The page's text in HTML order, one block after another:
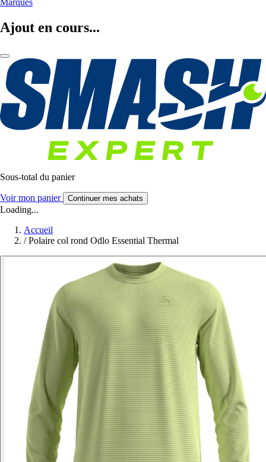
Marques
Ajout en cours...
Sous-total du panier
Voir mon panier Continuer mes achats
Loading...
Accueil
/ Polaire col rond Odlo Essential Thermal